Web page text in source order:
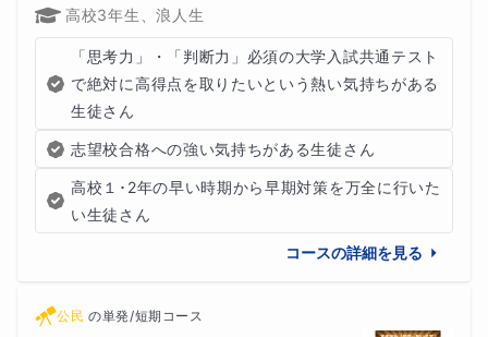
高校3年生、浪人生
「思考力」・「判断力」必須の大学入試共通テスト
で絶対に高得点を取りたいという熱い気持ちがある
生徒さん
志望校合格への強い気持ちがある生徒さん
高校１･2年の早い時期から早期対策を万全に行いた
い生徒さん
コースの詳細を見る
公民 の単発/短期コース